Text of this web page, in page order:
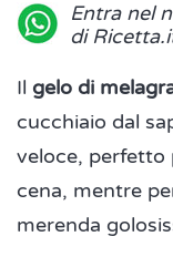
Entra nel
di
Il gelo di
cucchiaio dal
veloce, perfetto
cena, mentre
merenda